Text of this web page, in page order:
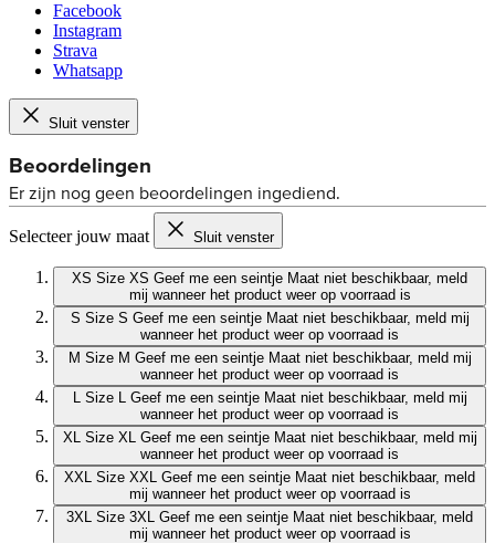
Facebook
Instagram
Strava
Whatsapp
Sluit venster
Selecteer jouw maat Sluit venster
XS Size XS Geef me een seintje Maat niet beschikbaar, meld
mij wanneer het product weer op voorraad is
S Size S Geef me een seintje Maat niet beschikbaar, meld mij
wanneer het product weer op voorraad is
M Size M Geef me een seintje Maat niet beschikbaar, meld mij
wanneer het product weer op voorraad is
Size L Geef me een seintje Maat niet beschikbaar, meld mij
wanneer het product weer op voorraad is
XL
Size XL Geef me een seintje Maat niet beschikbaar, meld mij
wanneer het product weer op voorraad is
XXL
Size XXL Geef me een seintje Maat niet beschikbaar, meld
mij wanneer het product weer op voorraad is
3XL
Size 3XL Geef me een seintje Maat niet beschikbaar, meld
mij wanneer het product weer op voorraad is